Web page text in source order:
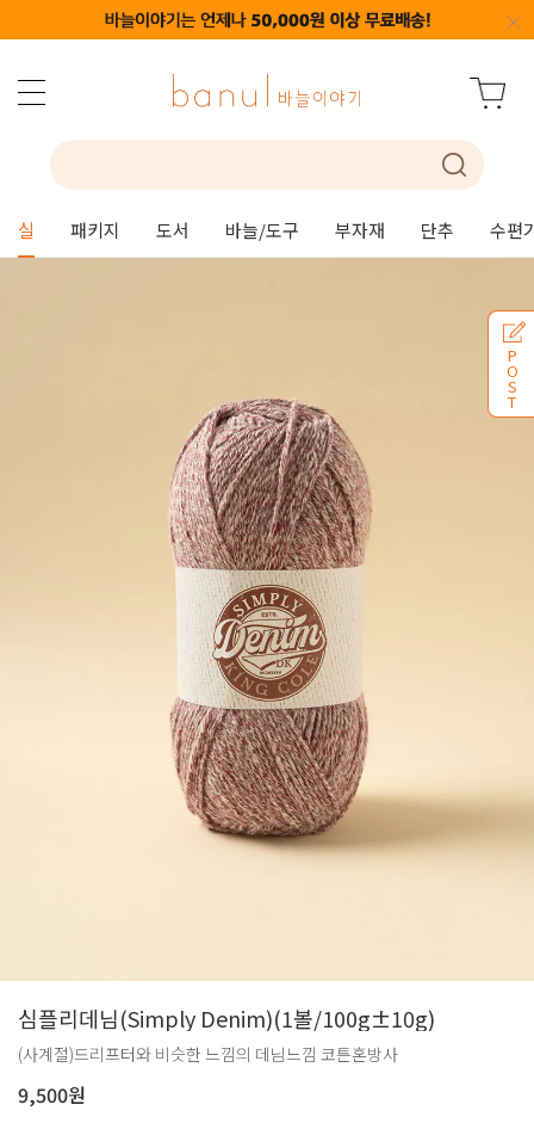
실 패키지 도서 바늘/도구 부자재 단추 수편
P
O
S
T
심플리데님(Simply Denim)(1볼/100g±10g)
(사계절)드리프터와 비슷한 느낌의 데님느낌 코튼혼방사
9,500원